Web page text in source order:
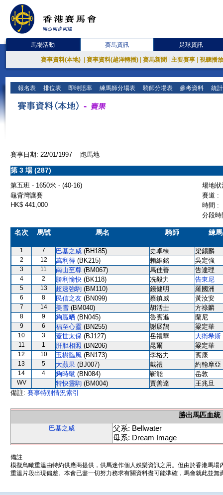
馬場活動 賽馬資訊 足球資訊
賽事資料(本地) 賽事資料(越洋轉播) 賽馬新聞 主要賽事 視聽播
報名表 排位表 即時賠率 練馬師分場表 騎師分場表 參考資料 統
賽事日期: 22/01/1997 跑馬地
第 3 場 (287)
第五班 - 1650米 - (40-16)
場地
龜背灣讓賽
賽道 :
HK$ 441,000
時間 :
分段
名次 馬號 馬名 騎師 練
1 7 巴基之威 (BH185) 史卓棟 梁錫麟
2 12 萬利得 (BK215) 賴維銘 吳定強
3 11 南山至尊 (BM067) 馬佳善 告達理
4 2 勝利愉快 (BK118) 冼毅力 告東尼
5 13 超速強駒 (BM110) 錢健明 羅國洲
6 8 民信之友 (BN099) 蔡鎮威 黃汝安
7 14 美雪 (BM040) 胡活士 方祿麟
8 9 夠贏晒 (BN045) 魯賓遜 蘭尼
9 6 福至心靈 (BN255) 謝展鵠 梁定華
10 3 蓋世太保 (BJ127) 岳禮華 大衛希斯
11 1 肝胆相照 (BN206) 昆爾 梁定華
12 10 玉樹臨風 (BN173) 李格力 賓康
13 5 大蘋果 (BJ007) 戴禮 約翰摩亞
14 4 夠時髦 (BN084) 靳能 岳敦
WV 特快靈駒 (BM004) 賈善達
王兆旦
備註: 賽事特別情況索引
勝出馬匹血統
巴基之威
父系: Bellwater
母系: Dream Image
備註
模擬鳥瞰重溫由特約供應商提供，供馬迷作個人娛樂資訊之用。但由於香港馬
重溫片段出現偏差。本會已盡一切努力務求有關資料盡可能準確，馬會就此並